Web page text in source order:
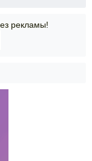
рекламы!